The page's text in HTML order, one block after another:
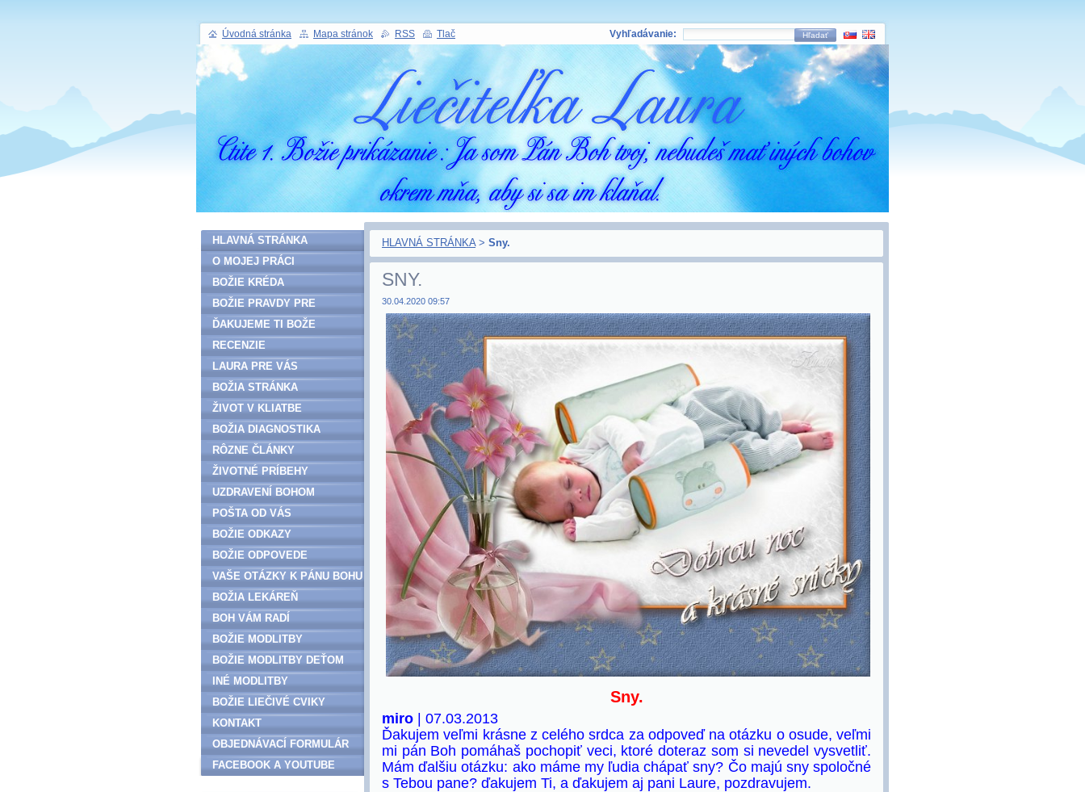
HLAVNÁ STRÁNKA > Sny.
SNY.
30.04.2020 09:57
Sny.
miro
| 07.03.2013
Ďakujem veľmi krásne z celého srdca za odpoveď na otázku o osude, veľmi
mi pán Boh pomáhaš pochopiť veci, ktoré doteraz som si nevedel vysvetliť.
Mám ďalšiu otázku: ako máme my ľudia chápať sny? Čo majú sny spoločné
s Tebou pane? ďakujem Ti, a ďakujem aj pani Laure, pozdravujem.
HLAVNÁ STRÁNKA
O MOJEJ PRÁCI
BOŽIE KRÉDA
BOŽIE PRAVDY PRE
ĽUDSTVO
ĎAKUJEME TI BOŽE
RECENZIE
LAURA PRE VÁS
BOŽIA STRÁNKA
ŽIVOT V KLIATBE
BOŽIA DIAGNOSTIKA
RÔZNE ČLÁNKY
ŽIVOTNÉ PRÍBEHY
UZDRAVENÍ BOHOM
POŠTA OD VÁS
BOŽIE ODKAZY
BOŽIE ODPOVEDE
VAŠE OTÁZKY K PÁNU BOHU
BOŽIA LEKÁREŇ
BOH VÁM RADÍ
BOŽIE MODLITBY
BOŽIE MODLITBY DEŤOM
INÉ MODLITBY
BOŽIE LIEČIVÉ CVIKY
KONTAKT
OBJEDNÁVACÍ FORMULÁR
FACEBOOK A YOUTUBE
Úvodná stránka Mapa stránok RSS Tlač Vyhľadávanie: Hľadať